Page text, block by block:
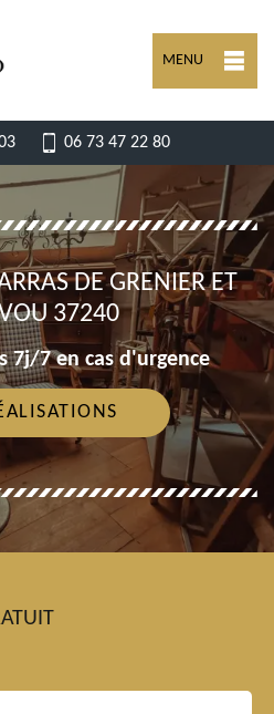
MENU
06 73 47 22 80
DE GRENIER ET
37240
7j/7 en cas d'urgence